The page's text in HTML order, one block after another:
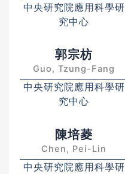
中央研究院應用科學研
究中心
郭宗枋
Guo, Tzung-Fang
中央研究院應用科學研
究中心
陳培菱
Chen, Pei-Lin
中央研究院應用科學研